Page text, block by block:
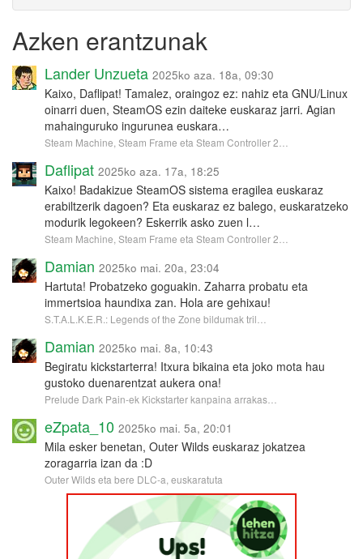
Azken erantzunak
Lander Unzueta 2025ko aza. 18a, 09:30
Kaixo, Daflipat! Tamalez, oraingoz ez: nahiz eta GNU/Linux
oinarri duen, SteamOS ezin daiteke euskaraz jarri. Agian
mahainguruko ingurunea euskara…
Steam Machine, Steam Frame eta Steam Controller 2…
Daflipat 2025ko aza. 17a, 18:25
Kaixo! Badakizue SteamOS sistema eragilea euskaraz
erabiltzerik dagoen? Eta euskaraz ez balego, euskaratzeko
modurik legokeen? Eskerrik asko zuen l…
Steam Machine, Steam Frame eta Steam Controller 2…
Damian 2025ko mai. 20a, 23:04
Hartuta! Probatzeko goguakin. Zaharra probatu eta
immertsioa haundixa zan. Hola are gehixau!
S.T.A.L.K.E.R.: Legends of the Zone bildumak tril…
Damian 2025ko mai. 8a, 10:43
Begiratu kickstarterra! Itxura bikaina eta joko mota hau
gustoko duenarentzat aukera ona!
Prelude Dark Pain-ek Kickstarter kanpaina arrakas…
eZpata_10 2025ko mai. 5a, 20:01
Mila esker benetan, Outer Wilds euskaraz jokatzea
zoragarria izan da :D
Outer Wilds eta bere DLC-a, euskaratuta